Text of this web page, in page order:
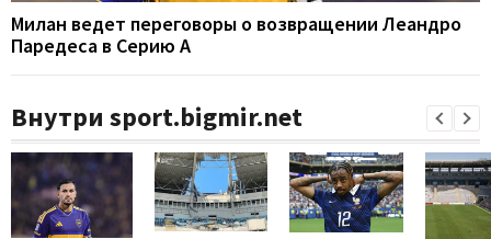
Милан ведет переговоры о возвращении Леандро
Паредеса в Серию А
Внутри sport.bigmir.net